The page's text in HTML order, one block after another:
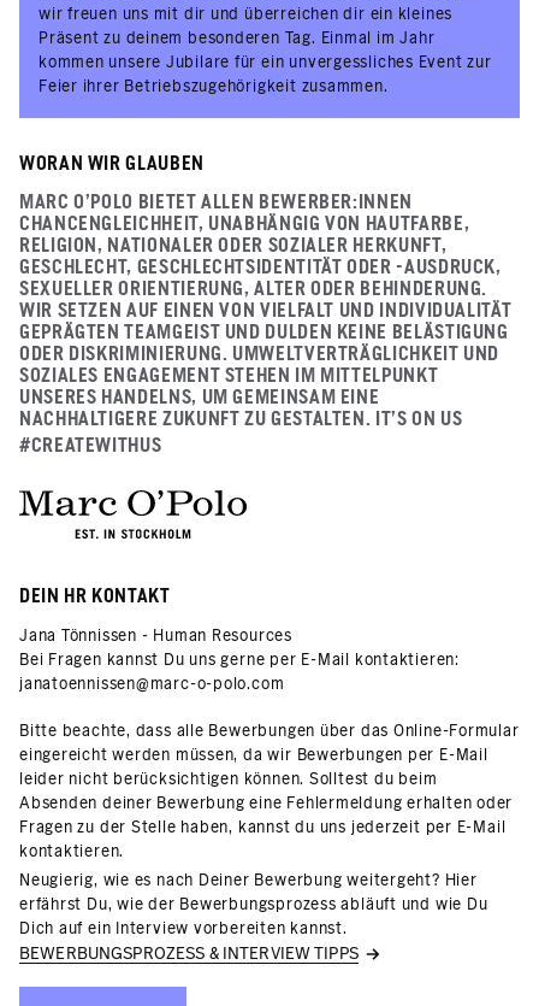
wir freuen uns mit dir und überreichen dir ein kleines
Präsent zu deinem besonderen Tag. Einmal im Jahr
kommen unsere Jubilare für ein unvergessliches Event zur
Feier ihrer Betriebszugehörigkeit zusammen.
WORAN WIR GLAUBEN
MARC O'POLO BIETET ALLEN BEWERBER:INNEN
CHANCENGLEICHHEIT, UNABHÄNGIG VON HAUTFARBE,
RELIGION, NATIONALER ODER SOZIALER HERKUNFT,
GESCHLECHT, GESCHLECHTSIDENTITÄT ODER -AUSDRUCK,
SEXUELLER ORIENTIERUNG, ALTER ODER BEHINDERUNG.
WIR SETZEN AUF EINEN VON VIELFALT UND INDIVIDUALITÄT
GEPRÄGTEN TEAMGEIST UND DULDEN KEINE BELÄSTIGUNG
ODER DISKRIMINIERUNG. UMWELTVERTRÄGLICHKEIT UND
SOZIALES ENGAGEMENT STEHEN IM MITTELPUNKT
UNSERES HANDELNS, UM GEMEINSAM EINE
NACHHALTIGERE ZUKUNFT ZU GESTALTEN. IT’S ON US
#CREATEWITHUS
DEIN HR KONTAKT
Jana Tönnissen - Human Resources
Bei Fragen kannst Du uns gerne per E-Mail kontaktieren:
janatoennissen@marc-o-polo.com
Bitte beachte, dass alle Bewerbungen über das Online-Formular
eingereicht werden müssen, da wir Bewerbungen per E-Mail
leider nicht berücksichtigen können. Solltest du beim
Absenden deiner Bewerbung eine Fehlermeldung erhalten oder
Fragen zu der Stelle haben, kannst du uns jederzeit per E-Mail
kontaktieren.
Neugierig, wie es nach Deiner Bewerbung weitergeht? Hier
erfährst Du, wie der Bewerbungsprozess abläuft und wie Du
Dich auf ein Interview vorbereiten kannst.
BEWERBUNGSPROZESS & INTERVIEW TIPPS